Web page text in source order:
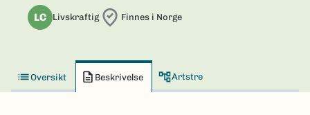
LC Livskraftig Finnes i Norge
Oversikt Beskrivelse Artstre